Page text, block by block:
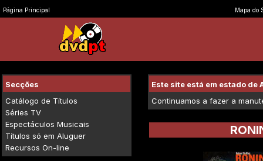
Página Principal Mapa do
Secções
Catálogo de Títulos
Séries TV
Espectáculos Musicais
Títulos só em Aluguer
Recursos On-line
Este site está em estado de
Continuamos a fazer a